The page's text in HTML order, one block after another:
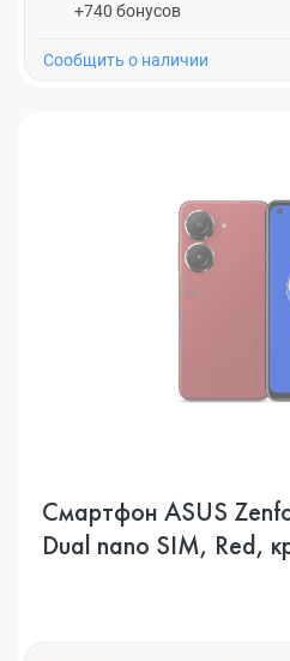
+740 бонусов
Cообщить о наличии
Смартфон ASUS
Dual nano SIM, Red,